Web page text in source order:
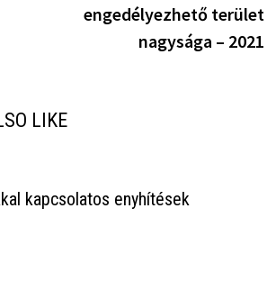
engedélyezhető terület
nagysága – 2021
LIKE
kapcsolatos enyhítések